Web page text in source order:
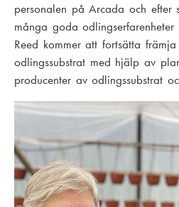
personalen på Arcada och efter
många goda
Reed kommer att fortsätta
odlingssubstrat med hjälp av
producenter av odlingssubstrat